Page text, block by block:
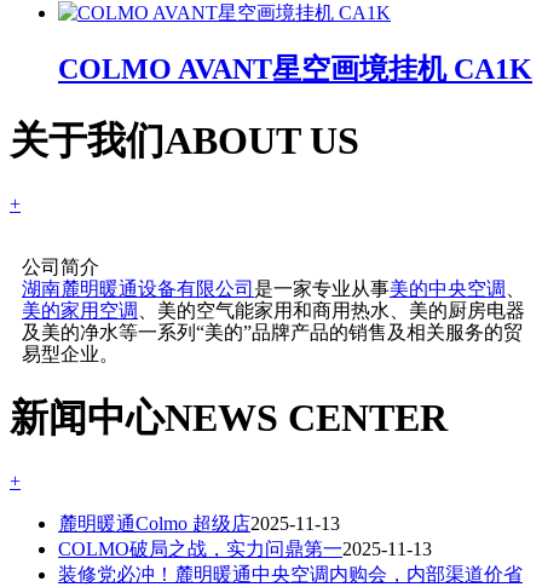
COLMO AVANT星空画境挂机 CA1K
关于我们ABOUT US
+
公司简介
湖南麓明暖通设备有限公司 是一家专业从事美的中央空调
美的家用空调
、美的空气能家用和商用热水、美的厨房电器
及美的净水等一系列“美的”品牌产品的销售及相关服务的贸
易型企业。
新闻中心NEWS CENTER
+
麓明暖通Colmo 超级店2025-11-13
COLMO破局之战，实力问鼎第一2025-11-13
装修党必冲！麓明暖通中央空调内购会，内部渠道价省